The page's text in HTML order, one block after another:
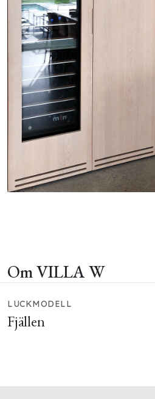
Om VILLA W
LUCKMODELL
Fjällen